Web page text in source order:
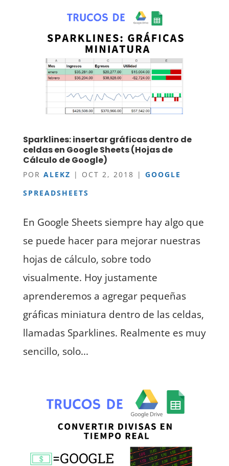
Sparklines: insertar gráficas dentro de
celdas en Google Sheets (Hojas de
Cálculo de Google)
POR ALEKZ | OCT 2, 2018 | GOOGLE
SPREADSHEETS
En Google Sheets siempre hay algo que
se puede hacer para mejorar nuestras
hojas de cálculo, sobre todo
visualmente. Hoy justamente
aprenderemos a agregar pequeñas
gráficas miniatura dentro de las celdas,
llamadas Sparklines. Realmente es muy
sencillo, solo...